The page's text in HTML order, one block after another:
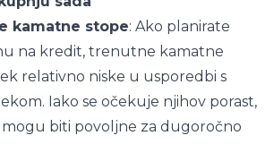
kamatne stope: Ako planirate
na kredit, trenutne kamatne
relativno niske u usporedbi s
Iako se očekuje njihov porast,
biti povoljne za dugoročno